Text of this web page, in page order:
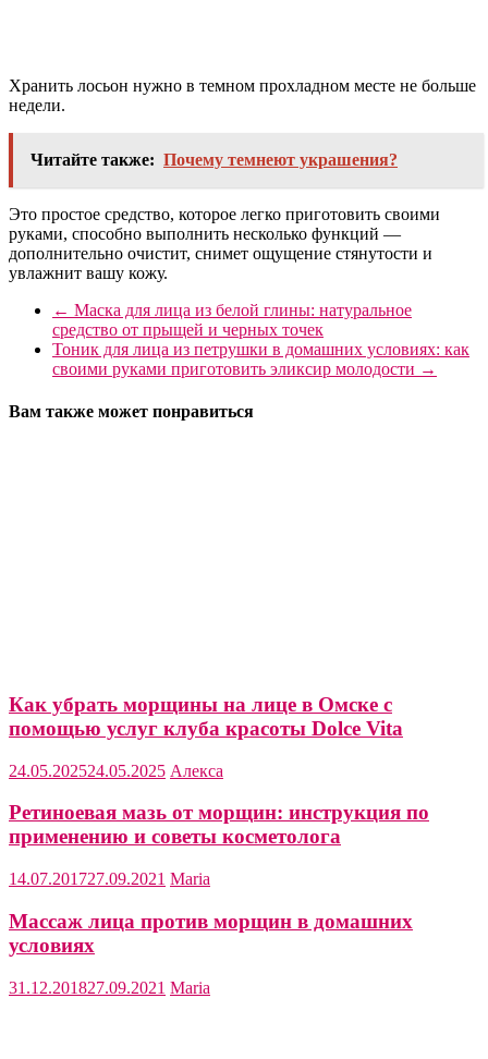
Хранить лосьон нужно в темном прохладном месте не больше
недели.
Читайте также: Почему темнеют украшения?
Это простое средство, которое легко приготовить своими
руками, способно выполнить несколько функций —
дополнительно очистит, снимет ощущение стянутости и
увлажнит вашу кожу.
← Маска для лица из белой глины: натуральное
средство от прыщей и черных точек
Тоник для лица из петрушки в домашних условиях: как
своими руками приготовить эликсир молодости →
Вам также может понравиться
Как убрать морщины на лице в Омске с
помощью услуг клуба красоты Dolce Vita
24.05.202524.05.2025 Алекса
Ретиноевая мазь от морщин: инструкция по
применению и советы косметолога
14.07.201727.09.2021 Maria
Массаж лица против морщин в домашних
условиях
31.12.201827.09.2021 Maria